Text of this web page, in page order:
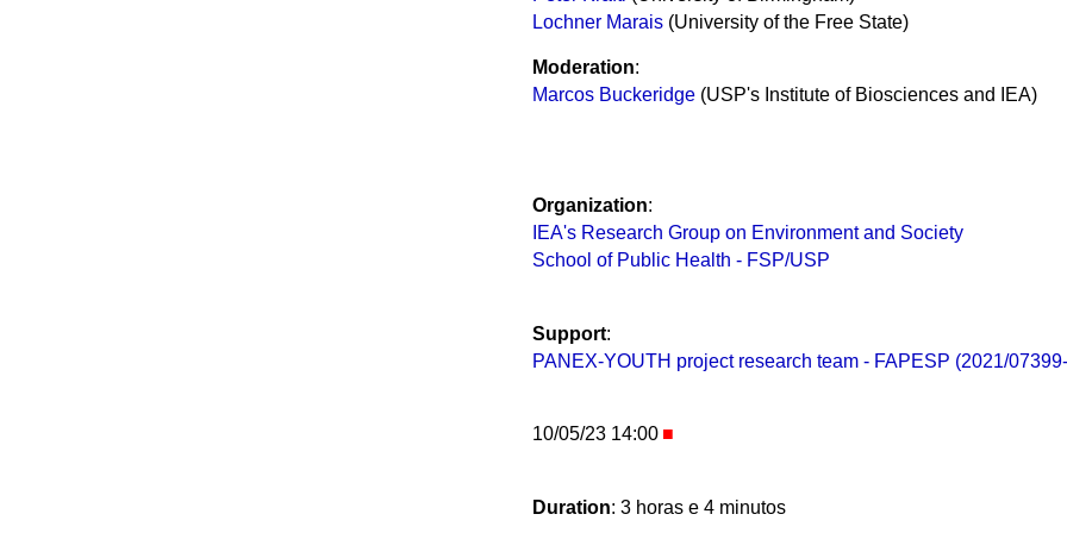
Lochner Marais(University of the Free State)
Moderation:
Marcos Buckeridge(USP's Institute of Biosciences and IEA)
Organization:
IEA's Research Group on Environment and Society
School of Public Health - FSP/USP
Support:
PANEX-YOUTH project research team - FAPESP (2021/
10/05/23 14:00
Duration: 3 horas e 4 minutos